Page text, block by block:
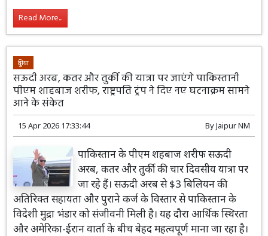
Read More...
दुनिया
सऊदी अरब, कतर और तुर्की की यात्रा पर जाएंगे पाकिस्तानी
पीएम शाहबाज शरीफ, राष्ट्रपति ट्रंप ने दिए नए घटनाक्रम सामने
आने के संकेत
15 Apr 2026 17:33:44 ByJaipur NM
पाकिस्तान के पीएम शहबाज शरीफ सऊदी
अरब, कतर और तुर्की की चार दिवसीय यात्रा पर
जा रहे हैं। सऊदी अरब से $3 बिलियन की
अतिरिक्त सहायता और पुराने कर्ज के विस्तार से पाकिस्तान के
विदेशी मुद्रा भंडार को संजीवनी मिली है। यह दौरा आर्थिक स्थिरता
और अमेरिका-ईरान वार्ता के बीच बेहद महत्वपूर्ण माना जा रहा है।